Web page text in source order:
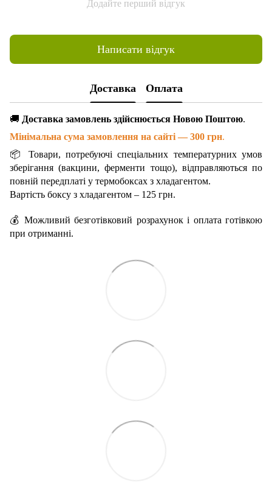
Додайте перший відгук
Написати відгук
Доставка Оплата
🚚 Доставка замовлень здійснюється Новою Поштою.
Мінімальна сума замовлення на сайті — 300 грн.
📦 Товари, потребуючі спеціальних температурних умов
зберігання (вакцини, ферменти тощо), відправляються по
повній передплаті у термобоксах з хладагентом.
Вартість боксу з хладагентом – 125 грн.
💰 Можливий безготівковий розрахунок і оплата готівкою
при отриманні.